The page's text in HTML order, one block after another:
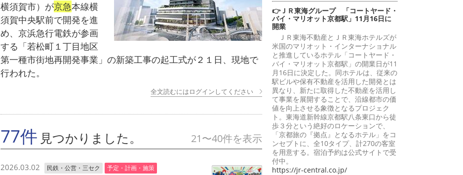
横須賀市）が京急本線横
須賀中央駅前で開発を進
め、京浜急行電鉄が参画
する「若松町１丁目地区
第一種市街地再開発事業」の新築工事の起工式が２１日、現地で
行われた。
全文読むにはログインしてください
77件 見つかりました。 21〜40件を表示
2026.03.02 民鉄・公営・三セク 予定・計画・施策
👉ＪＲ東海グループ 「コートヤード・
バイ・マリオット京都駅」11月16日に
開業
ＪＲ東海不動産とＪＲ東海ホテルズが
米国のマリオット・インターナショナル
と推進しているホテル「コートヤード・
バイ・マリオット京都駅」の開業日が11
月16日に決定した。同ホテルは、従来の
駅ビルや保有不動産を活用した開発とは
異なり、新たに取得した不動産を活用し
て事業を展開することで、沿線都市の価
値を向上させる象徴となるプロジェク
ト。東海道新幹線京都駅八条東口から徒
歩３分という絶好のロケーションで、
「京都旅の『拠点』となるホテル」をコ
ンセプトに、全10タイプ、計270の客室
を用意する。宿泊予約は公式サイトで受
付中。
https://jr-central.co.jp/